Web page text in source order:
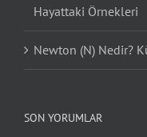
Hayattaki Örnekleri
Newton (N) Nedir?
SON YORUMLAR